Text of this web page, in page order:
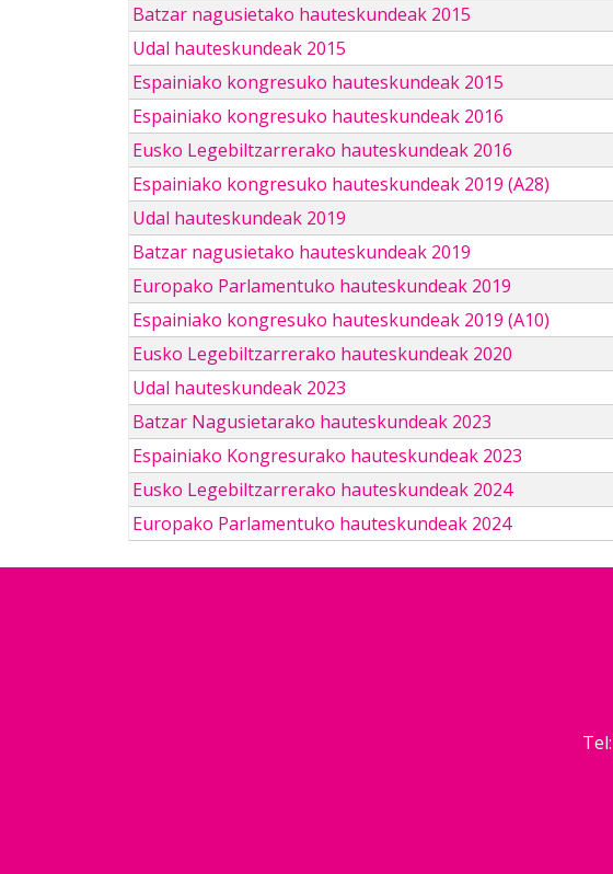
Batzar nagusietako hauteskundeak 2015
Udal hauteskundeak 2015
Espainiako kongresuko hauteskundeak 2015
Espainiako kongresuko hauteskundeak 2016
Eusko Legebiltzarrerako hauteskundeak 2016
Espainiako kongresuko hauteskundeak 2019 (A28)
Udal hauteskundeak 2019
Batzar nagusietako hauteskundeak 2019
Europako Parlamentuko hauteskundeak 2019
Espainiako kongresuko hauteskundeak 2019 (A10)
Eusko Legebiltzarrerako hauteskundeak 2020
Udal hauteskundeak 2023
Batzar Nagusietarako hauteskundeak 2023
Espainiako Kongresurako hauteskundeak 2023
Eusko Legebiltzarrerako hauteskundeak 2024
Europako Parlamentuko hauteskundeak 2024